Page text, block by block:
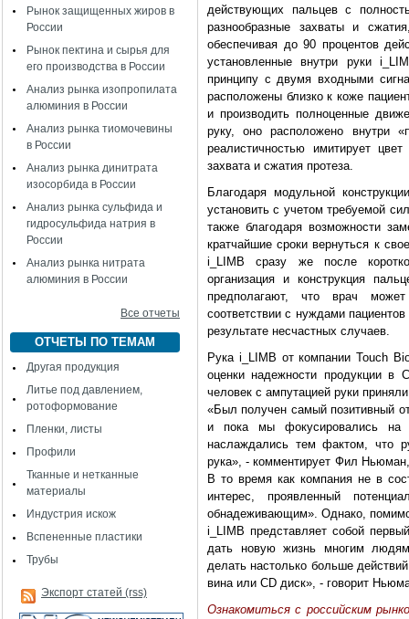
Рынок защищенных жиров в
России
Рынок пектина и сырья для
его производства в России
Анализ рынка изопропилата
алюминия в России
Анализ рынка тиомочевины
в России
Анализ рынка динитрата
изосорбида в России
Анализ рынка сульфида и
гидросульфида натрия в
России
Анализ рынка нитрата
алюминия в России
Все отчеты
ОТЧЕТЫ ПО ТЕМАМ
Другая продукция
Литье под давлением,
ротоформование
Пленки, листы
Профили
Тканные и нетканные
материалы
Индустрия искож
Вспененные пластики
Трубы
Экспорт статей (rss)
действующих пальцев с
разнообразные захваты и
обеспечивая до 90 процентов
установленные внутри руки
принципу с двумя входными
расположены близко к коже
и производить полноценные
руку, оно расположено внутри
реалистичностью имитирует
захвата и сжатия протеза.
Благодаря модульной
установить с учетом требуемой
также благодаря возможности
кратчайшие сроки вернуться к
i_LIMB сразу же после
организация и конструкция
предполагают, что врач
соответствии с нуждами
результате несчастных случаев.
Рука i_LIMB от компании Touch
оценки надежности продукции
человек с ампутацией руки
«Был получен самый позитивный
и пока мы фокусировались на
наслаждались тем фактом, что
рука», - комментирует Фил
В то время как компания не в
интерес, проявленный
обнадеживающим». Однако, помимо
i_LIMB представляет собой
дать новую жизнь многим
делать настолько больше
вина или CD диск», - говорит
Ознакомиться с российским